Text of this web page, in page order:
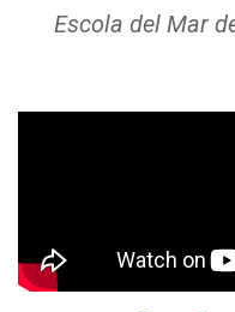
Escola del Mar